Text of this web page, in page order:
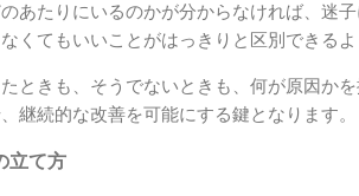
あたりにいるのかが分からなければ、迷
くてもいいことがはっきりと区別できるよ
ときも、そうでないときも、何が原因か
継続的な改善を可能にする鍵となります。
立て方